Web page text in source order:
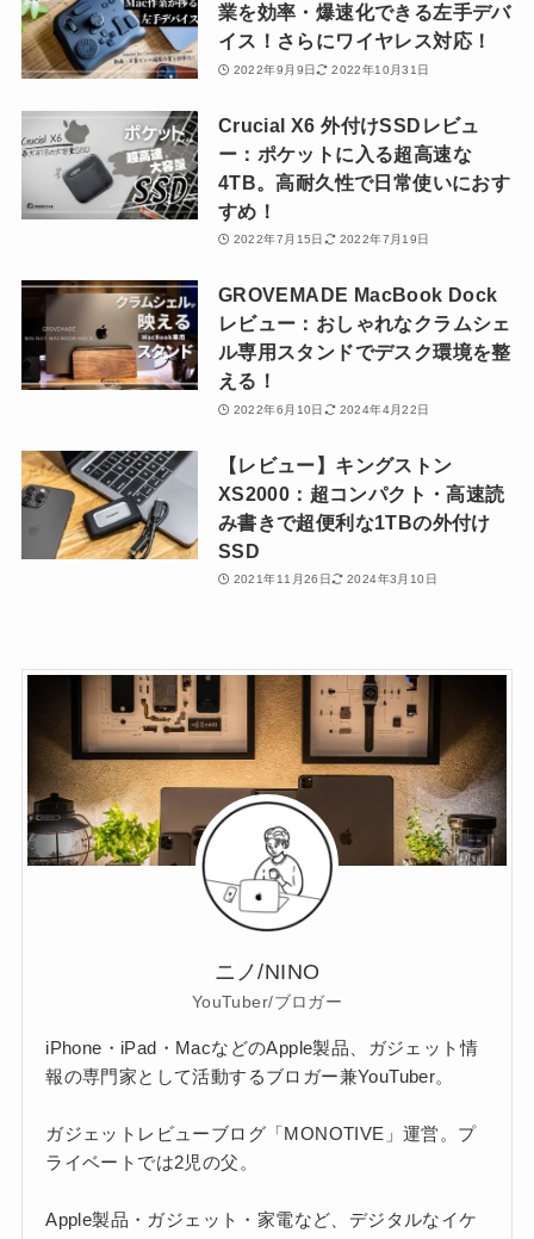
業を効率・爆速化できる左手デバ
イス！さらにワイヤレス対応！
2022年9月9日 2022年10月31日
Crucial X6 外付けSSDレビュ
ー：ポケットに入る超高速な
4TB。高耐久性で日常使いにおす
すめ！
2022年7月15日 2022年7月19日
GROVEMADE MacBook Dock
レビュー：おしゃれなクラムシェ
ル専用スタンドでデスク環境を整
える！
2022年6月10日 2024年4月22日
【レビュー】キングストン
XS2000：超コンパクト・高速読
み書きで超便利な1TBの外付け
SSD
2021年11月26日 2024年3月10日
ニノ/NINO
YouTuber/ブロガー
iPhone・iPad・MacなどのApple製品、ガジェット情
報の専門家として活動するブロガー兼YouTuber。
ガジェットレビューブログ「MONOTIVE」運営。プ
ライベートでは2児の父。
Apple製品・ガジェット・家電など、デジタルなイケ